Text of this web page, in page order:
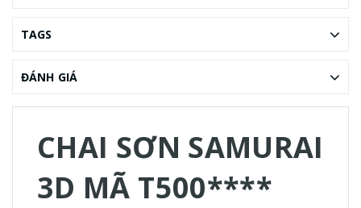
TAGS
ĐÁNH GIÁ
CHAI SƠN SAMURAI
3D MÃ T500****